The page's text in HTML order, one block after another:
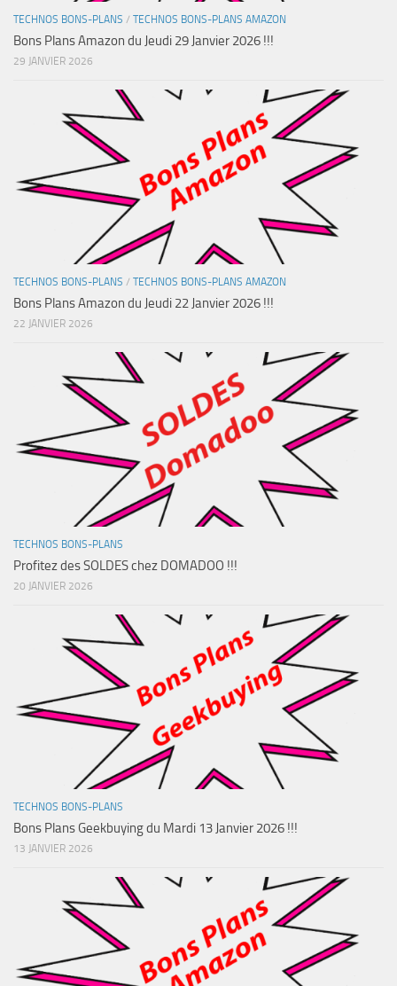
TECHNOS BONS-PLANS / TECHNOS BONS-PLANS AMAZON
Bons Plans Amazon du Jeudi 29 Janvier 2026 !!!
29 JANVIER 2026
TECHNOS BONS-PLANS / TECHNOS BONS-PLANS AMAZON
Bons Plans Amazon du Jeudi 22 Janvier 2026 !!!
22 JANVIER 2026
TECHNOS BONS-PLANS
Profitez des SOLDES chez DOMADOO !!!
20 JANVIER 2026
TECHNOS BONS-PLANS
Bons Plans Geekbuying du Mardi 13 Janvier 2026 !!!
13 JANVIER 2026